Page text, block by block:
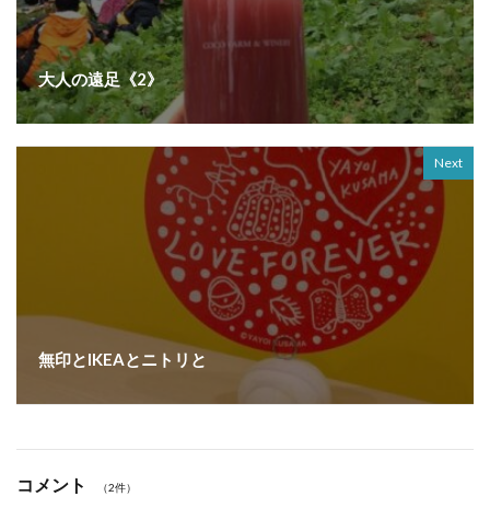
大人の遠足《2》
Next
無印とIKEAとニトリと
コメント （2件）